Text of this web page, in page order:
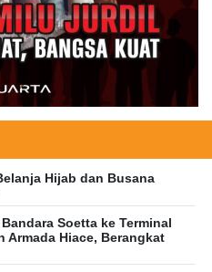
Hijab dan Busana
Soetta ke Terminal
Armada Hiace, Berangkat